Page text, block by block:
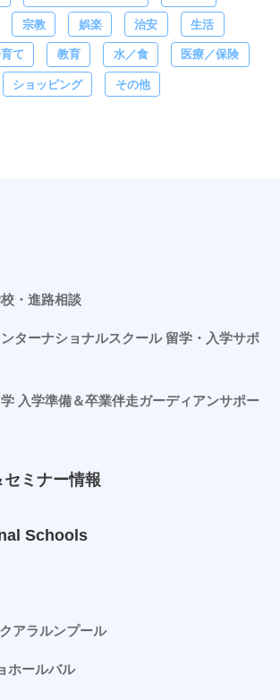
宗教 娯楽 治安 生活
て 教育 水／食 医療／保険
ショッピング その他
・進路相談
ターナショナルスクール 留学・入学サポ
入学準備＆卒業伴走ガーディアンサポー
ミナー情報
Schools
アラルンプール
ホールバル